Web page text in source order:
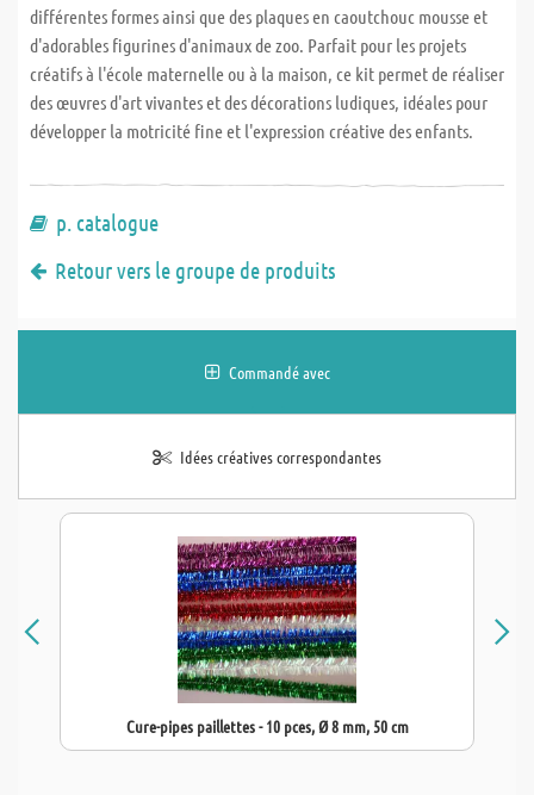
différentes formes ainsi que des plaques en caoutchouc mousse et
d'adorables figurines d'animaux de zoo. Parfait pour les projets
créatifs à l'école maternelle ou à la maison, ce kit permet de réaliser
des œuvres d'art vivantes et des décorations ludiques, idéales pour
développer la motricité fine et l'expression créative des enfants.
p. catalogue
Retour vers le groupe de produits
Commandé avec
Idées créatives correspondantes
Cure-pipes paillettes - 10 pces, Ø 8 mm, 50 cm